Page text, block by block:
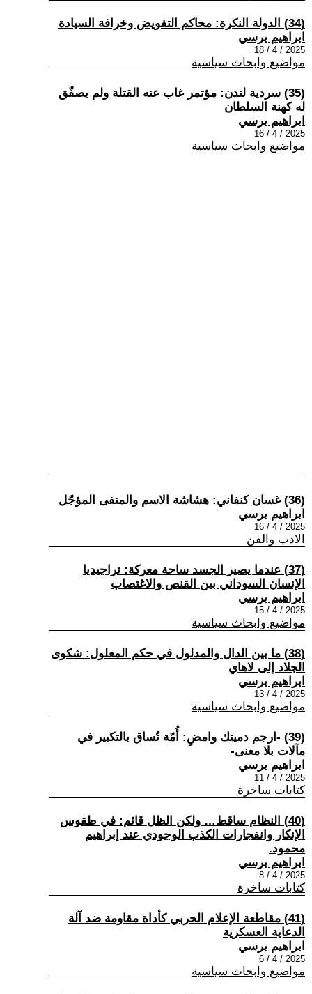
(34) الدولة النكرة: محاكم التفويض وخرافة السيادة
ابراهيم برسي
2025 / 4 / 18
مواضيع وابحاث سياسية
(35) سردية لندن: مؤتمر غاب عنه القتلة ولم يصفّق
له كهنة السلطان
ابراهيم برسي
2025 / 4 / 16
مواضيع وابحاث سياسية
(36) غسان كنفاني: هشاشة الاسم والمنفى المؤجّل
ابراهيم برسي
2025 / 4 / 16
الادب والفن
(37) عندما يصير الجسد ساحة معركة: تراجيديا
الإنسان السوداني بين القنص والاغتصاب
ابراهيم برسي
2025 / 4 / 15
مواضيع وابحاث سياسية
(38) ما بين الدال والمدلول في حكم المعلول: شكوى
الجلاد إلى لاهاي
ابراهيم برسي
2025 / 4 / 13
مواضيع وابحاث سياسية
(39) -ارجم دميتك وامضِ: أُمّة تُساق بالتكبير في
مآلات بلا معنى-
ابراهيم برسي
2025 / 4 / 11
كتابات ساخرة
(40) النظام ساقط… ولكن الظل قائم: في طقوس
الإنكار وانفجارات الكذب الوجودي عند إبراهيم
محمود.
ابراهيم برسي
2025 / 4 / 8
كتابات ساخرة
(41) مقاطعة الإعلام الحربي كأداة مقاومة ضد آلة
الدعاية العسكرية
ابراهيم برسي
2025 / 4 / 6
مواضيع وابحاث سياسية